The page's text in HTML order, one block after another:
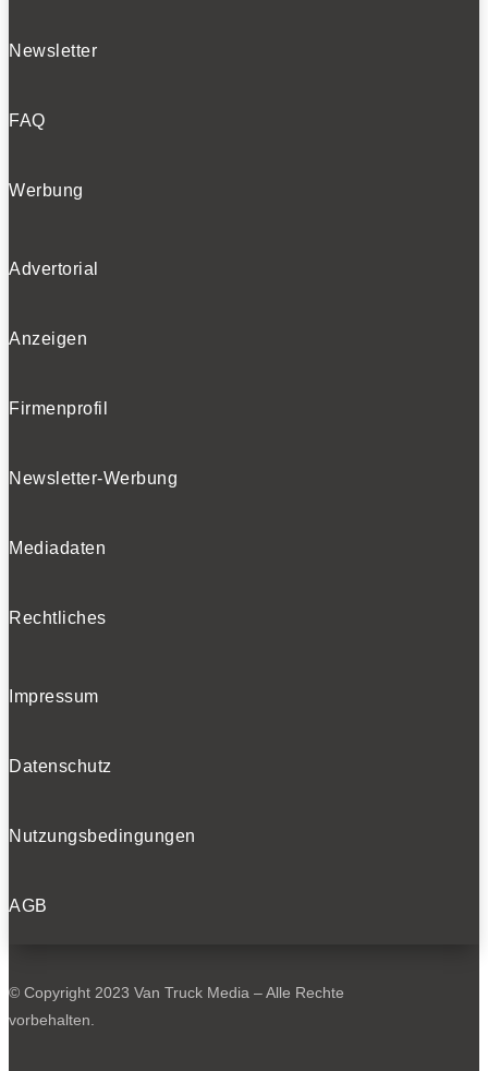
Newsletter
FAQ
Werbung
Advertorial
Anzeigen
Firmenprofil
Newsletter-Werbung
Mediadaten
Rechtliches
Impressum
Datenschutz
Nutzungsbedingungen
AGB
© Copyright 2023 Van Truck Media – Alle Rechte
vorbehalten.